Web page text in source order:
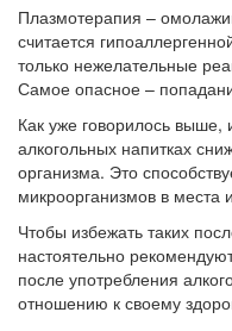
Плазмотерапия –
считается
только нежелательные
Самое опасное –
Как уже говорилось выше,
алкогольных напитках
организма. Это
микроорганизмов в места
Чтобы избежать таких
настоятельно
после употребления
отношению к своему